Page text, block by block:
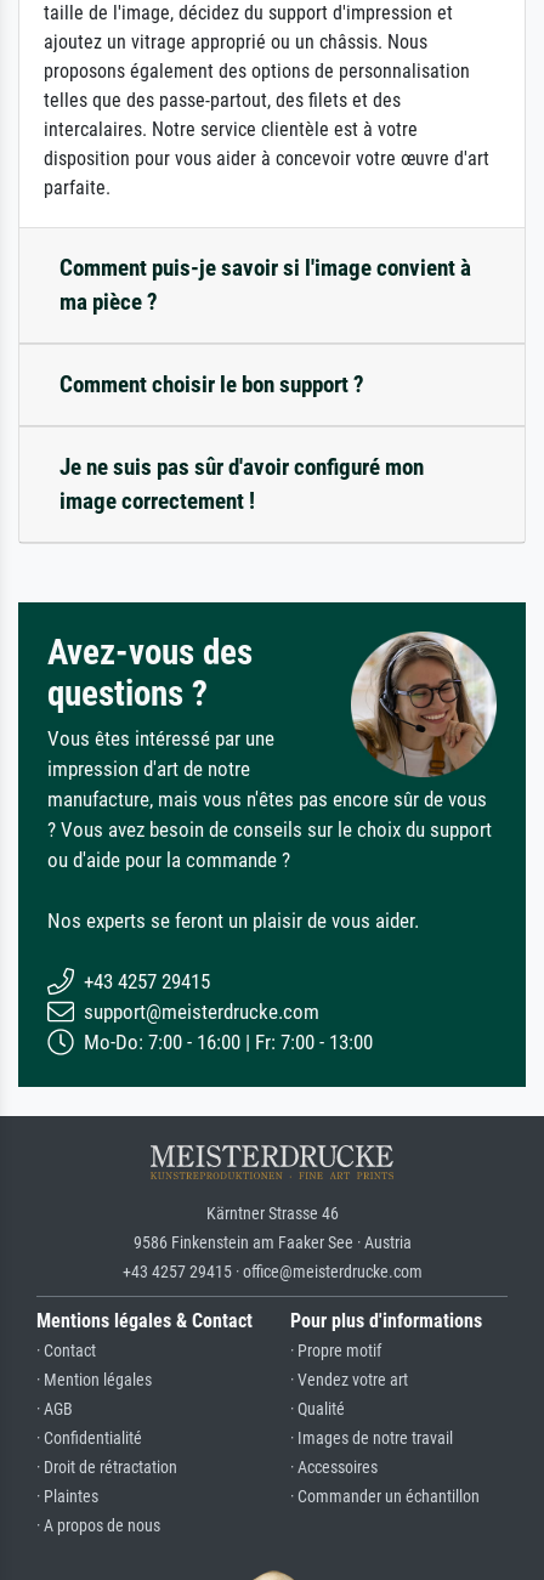
taille de l'image, décidez du support d'impression et
ajoutez un vitrage approprié ou un châssis. Nous
proposons également des options de personnalisation
telles que des passe-partout, des filets et des
intercalaires. Notre service clientèle est à votre
disposition pour vous aider à concevoir votre œuvre d'art
parfaite.
Comment puis-je savoir si l'image convient à
ma pièce ?
Comment choisir le bon support ?
Je ne suis pas sûr d'avoir configuré mon
image correctement !
Avez-vous des
questions ?
Vous êtes intéressé par une
impression d'art de notre
manufacture, mais vous n'êtes pas encore sûr de vous
? Vous avez besoin de conseils sur le choix du support
ou d'aide pour la commande ?
Nos experts se feront un plaisir de vous aider.
+43 4257 29415
support@meisterdrucke.com
Mo-Do: 7:00 - 16:00 | Fr: 7:00 - 13:00
Kärntner Strasse 46
9586 Finkenstein am Faaker See · Austria
+43 4257 29415 · office@meisterdrucke.com
Mentions légales & Contact
· Contact
· Mention légales
· AGB
· Confidentialité
· Droit de rétractation
· Plaintes
· A propos de nous
Pour plus d'informations
· Propre motif
· Vendez votre art
· Qualité
· Images de notre travail
· Accessoires
· Commander un échantillon